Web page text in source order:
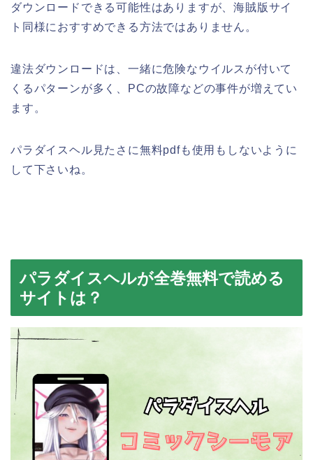
ダウンロードできる可能性はありますが、海賊版サイ
ト同様におすすめできる方法ではありません。
違法ダウンロードは、一緒に危険なウイルスが付いて
くるパターンが多く、PCの故障などの事件が増えてい
ます。
パラダイスヘル見たさに無料pdfも使用もしないように
して下さいね。
パラダイスヘルが全巻無料で読める
サイトは？